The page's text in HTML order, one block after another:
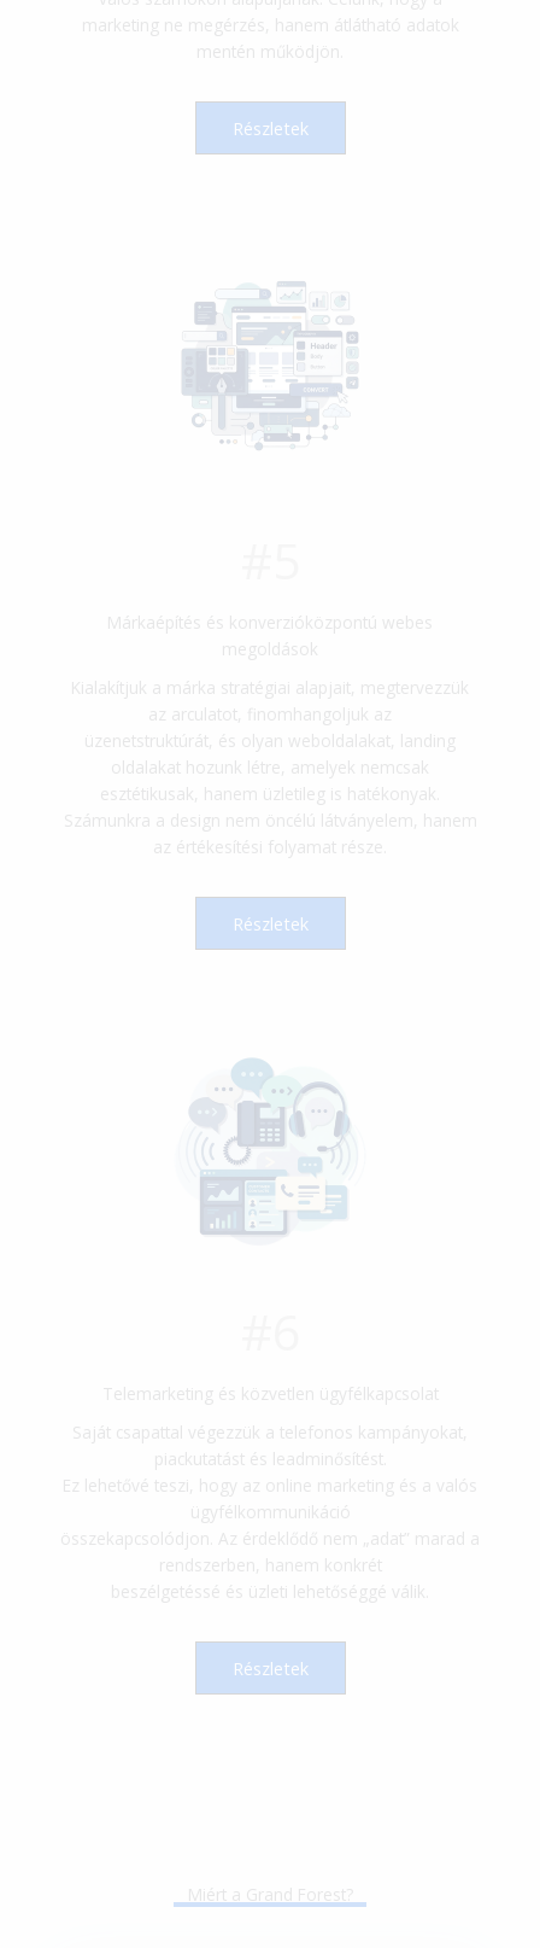
marketing ne megérzés, hanem átlátható adatok
mentén működjön.
Részletek
Márkaépítés és konverzióközpontú webes
megoldások
Kialakítjuk a márka stratégiai alapjait, megtervezzük
az arculatot, finomhangoljuk az
üzenetstruktúrát, és olyan weboldalakat, landing
oldalakat hozunk létre, amelyek nemcsak
esztétikusak, hanem üzletileg is hatékonyak.
Számunkra a design nem öncélú látványelem, hanem
az értékesítési folyamat része.
Részletek
Telemarketing és közvetlen ügyfélkapcsolat
Saját csapattal végezzük a telefonos kampányokat,
piackutatást és leadminősítést.
Ez lehetővé teszi, hogy az online marketing és a valós
ügyfélkommunikáció
összekapcsolódjon. Az érdeklődő nem „adat” marad a
rendszerben, hanem konkrét
beszélgetéssé és üzleti lehetőséggé válik.
Részletek
Miért a Grand Forest?